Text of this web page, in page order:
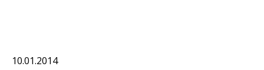
10.01.2014